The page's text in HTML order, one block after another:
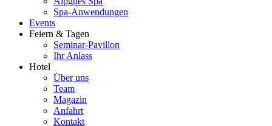
Spa-Anwendungen
Events
Feiern & Tagen
Seminar-Pavillon
Ihr Anlass
Hotel
Über uns
Team
Magazin
Anfahrt
Kontakt